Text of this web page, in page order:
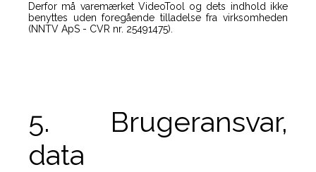
Derfor må varemærket VideoTool og dets indhold ikke
benyttes uden foregående tilladelse fra virksomheden
(NNTV ApS - CVR nr. 25491475).
5. Brugeransvar,
data